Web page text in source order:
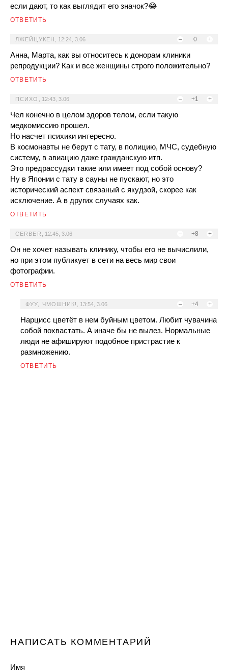
если дают, то как выглядит его значок?😂
ОТВЕТИТЬ
– 0 +
ЛЖЕЙЦУКЕН 12:24, 3.06
Анна, Марта, как вы относитесь к донорам клиники
репродукции? Как и все женщины строго положительно?
ОТВЕТИТЬ
– +1 +
ПСИХО 12:43, 3.06
Чел конечно в целом здоров телом, если такую
медкомиссию прошел.
Но насчет психики интересно.
В космонавты не берут с тату, в полицию, МЧС, судебную
систему, в авиацию даже гражданскую итп.
Это предрассудки такие или имеет под собой основу?
Ну в Японии с тату в сауны не пускают, но это
исторический аспект связаный с якудзой, скорее как
исключение. А в других случаях как.
ОТВЕТИТЬ
– +8 +
CERBER 12:45, 3.06
Он не хочет называть клинику, чтобы его не вычислили,
но при этом публикует в сети на весь мир свои
фотографии.
ОТВЕТИТЬ
– +4 +
ФУУ, ЧМОШНИК! 13:54, 3.06
Нарцисс цветёт в нем буйным цветом. Любит чувачина
собой похвастать. А иначе бы не вылез. Нормальные
люди не афишируют подобное пристрастие к
размножению.
ОТВЕТИТЬ
НАПИСАТЬ КОММЕНТАРИЙ
Имя